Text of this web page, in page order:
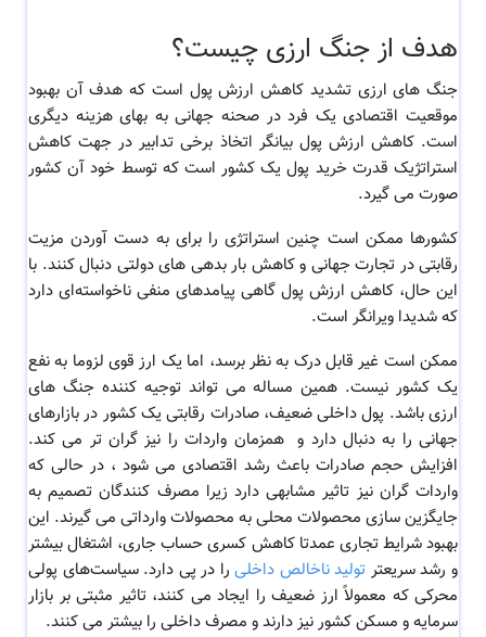
هدف از جنگ ارزی چیست؟
جنگ های ارزی تشدید کاهش ارزش پول است که هدف آن بهبود
موقعیت اقتصادی یک فرد در صحنه جهانی به بهای هزینه دیگری
است. کاهش ارزش پول بیانگر اتخاذ برخی تدابیر در جهت کاهش
استراتژیک قدرت خرید پول یک کشور است که توسط خود آن کشور
صورت می گیرد.
کشورها ممکن است چنین استراتژی را برای به دست آوردن مزیت
رقابتی در تجارت جهانی و کاهش بار بدهی های دولتی دنبال کنند. با
این حال، کاهش ارزش پول گاهی پیامدهای منفی ناخواسته‌ای دارد
که شدیدا ویرانگر است.
ممکن است غیر قابل درک به نظر برسد، اما یک ارز قوی لزوما به نفع
یک کشور نیست. همین مساله می تواند توجیه کننده جنگ های
ارزی باشد. پول داخلی ضعیف، صادرات رقابتی یک کشور در بازارهای
جهانی را به دنبال دارد و همزمان واردات را نیز گران تر می کند.
افزایش حجم صادرات باعث رشد اقتصادی می شود ، در حالی که
واردات گران نیز تاثیر مشابهی دارد زیرا مصرف کنندگان تصمیم به
جایگزین سازی محصولات محلی به محصولات وارداتی می گیرند. این
بهبود شرایط تجاری عمدتا کاهش کسری حساب جاری، اشتغال بیشتر
و رشد سریعتر تولید ناخالص داخلیرا در پی دارد. سیاست‌های پولی
محرکی که معمولاً ارز ضعیف را ایجاد می کنند، تاثیر مثبتی بر بازار
سرمایه و مسکن کشور نیز دارند و مصرف داخلی را بیشتر می کنند.